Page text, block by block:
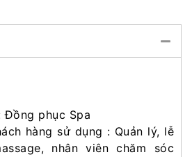
phục Spa
hàng sử dụng : Quản lý, lễ
nhân viên chăm sóc